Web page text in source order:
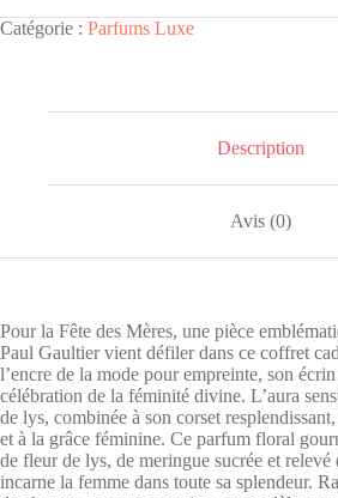
Catégorie : Parfums Luxe
Description
Avis (0)
Pour la Fête des Mères, une pièce
Paul Gaultier vient défiler dans ce coffret
l’encre de la mode pour empreinte, son
célébration de la féminité divine. L’aura
de lys, combinée à son corset
et à la grâce féminine. Ce parfum floral
de fleur de lys, de meringue sucrée et relevé
incarne la femme dans toute sa splendeur.